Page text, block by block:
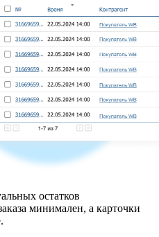
остатков
минимален, а карточки